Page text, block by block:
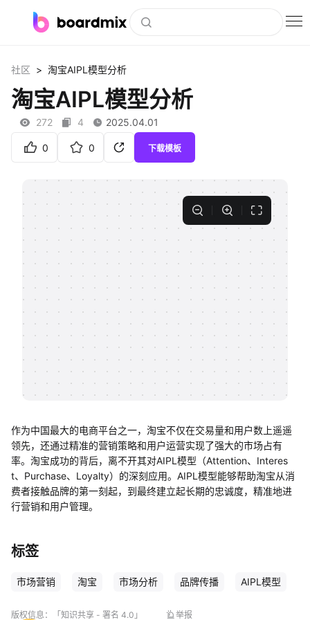
社区资源
下载
客户案例
支持
帮助中心
知识分享社区
社区 > 淘宝AIPL模型分析
淘宝AIPL模型分析
272 4 2025.04.01
0 0 下载模板
作为中国最大的电商平台之一，淘宝不仅在交易量和用户数上遥遥
领先，还通过精准的营销策略和用户运营实现了强大的市场占有
率。淘宝成功的背后，离不开其对AIPL模型（Attention、Interes
t、Purchase、Loyalty）的深刻应用。AIPL模型能够帮助淘宝从消
费者接触品牌的第一刻起，到最终建立起长期的忠诚度，精准地进
行营销和用户管理。
标签
市场营销 淘宝 市场分析 品牌传播 AIPL模型
版权信息： 「知识共享 - 署名 4.0」 举报